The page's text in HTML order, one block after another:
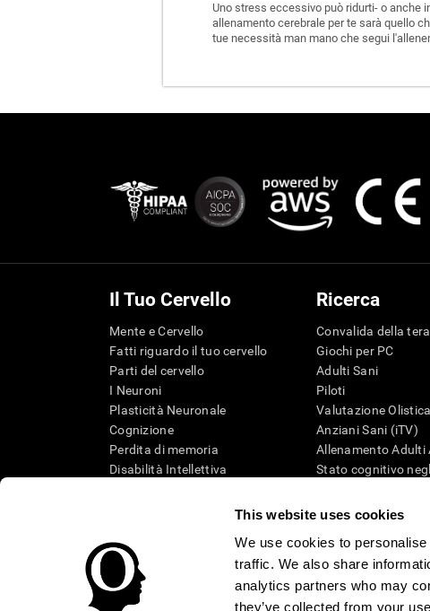
This website uses cookies
We use cookies to
traffic. We also share
analytics partners who may
they’ve collected from your
Uno stress eccessivo può ridurti- o anche
allenamento cerebrale per te sarà quello
tue necessità man mano che segui
Il Tuo Cervello
Mente e Cervello
Fatti riguardo il tuo cervello
Parti del cervello
I Neuroni
Plasticità Neuronale
Cognizione
Perdita di memoria
Disabilità Intellettiva
Ricerca
Convalida della
Giochi per PC
Adulti Sani
Piloti
Valutazione Olistica
Anziani Sani (iTV)
Allenamento Adulti
Stato cognitivo
Tassonomia SG4D